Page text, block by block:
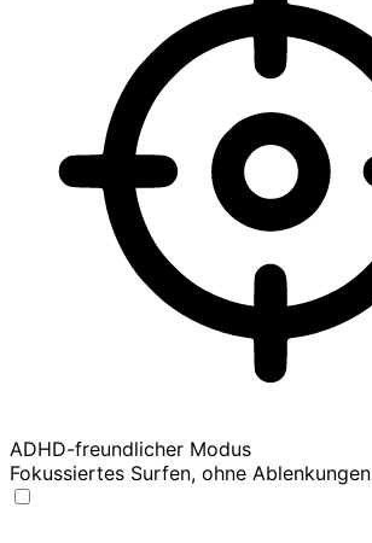
ADHD-freundlicher Modus
Fokussiertes Surfen, ohne Ablenkungen